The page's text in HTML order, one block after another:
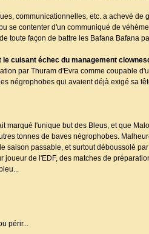
communicationnelles, etc. a achevé
se contenter d'un communiqué de
toute façon de battre les Bafana Bafana
le cuisant échec du management
par Thuram d'Evra comme coupable
négrophobes qui avaient déjà exigé sa
marqué l'unique but des Bleus, et que
tonnes de baves négrophobes.
saison passable, et surtout déboussolé
joueur de l'EDF, des matches de
périr...